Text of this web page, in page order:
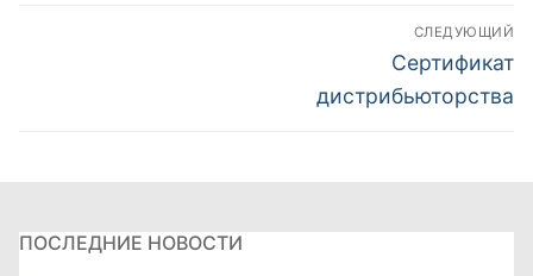
СЛЕДУЮЩИЙ
Следующая
запись:
Сертификат
дистрибьюторства
ПОСЛЕДНИЕ НОВОСТИ